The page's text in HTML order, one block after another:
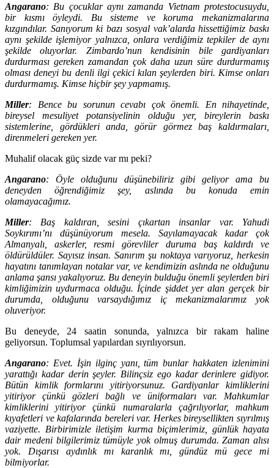
Angarano: Bu çocuklar aynı zamanda Vietnam protestocusuydu,
bir kısmı öyleydi. Bu sisteme ve koruma mekanizmalarına
kızgındılar. Sanıyorum ki bazı sosyal vak’alarda hissettiğimiz baskı
aynı şekilde işlemiyor yalnızca, onlara verdiğimiz tepkiler de aynı
şekilde oluyorlar. Zimbardo’nun kendisinin bile gardiyanları
durdurması gereken zamandan çok daha uzun süre durdurmamış
olması deneyi bu denli ilgi çekici kılan şeylerden biri. Kimse onları
durdurmamış. Kimse hiçbir şey yapmamış.
Miller: Bence bu sorunun cevabı çok önemli. En nihayetinde,
bireysel mesuliyet potansiyelinin olduğu yer, bireylerin baskı
sistemlerine, gördükleri anda, görür görmez baş kaldırmaları,
direnmeleri gereken yer.
Muhalif olacak güç sizde var mı peki?
Angarano: Öyle olduğunu düşünebiliriz gibi geliyor ama bu
deneyden öğrendiğimiz şey, aslında bu konuda emin
olamayacağımız.
Miller: Baş kaldıran, sesini çıkartan insanlar var. Yahudi
Soykırımı’nı düşünüyorum mesela. Sayılamayacak kadar çok
Almanyalı, askerler, resmi görevliler duruma baş kaldırdı ve
öldürüldüler. Sayısız insan. Sanırım şu noktaya varıyoruz, herkesin
hayatını tanımlayan notalar var, ve kendimizin aslında ne olduğunu
anlama şansı yakalıyoruz. Bu deneyin bulduğu önemli şeylerden biri
kimliğimizin uydurmaca olduğu. İçinde şiddet yer alan gerçek bir
durumda, olduğunu varsaydığımız iç mekanizmalarımız yok
oluveriyor.
Bu deneyde, 24 saatin sonunda, yalnızca bir rakam haline
geliyorsun. Toplumsal yapılardan sıyrılıyorsun.
Angarano: Evet. İşin ilginç yanı, tüm bunlar hakkaten izlenimini
yarattığı kadar derin şeyler. Bilinçsiz ego kadar derinlere gidiyor.
Bütün kimlik formlarını yitiriyorsunuz. Gardiyanlar kimliklerini
yitiriyor çünkü gözleri bağlı ve üniformaları var. Mahkumlar
kimliklerini yitiriyor çünkü numaralarla çağrılıyorlar, mahkum
kıyafetleri ve kafalarında bereleri var. Herkes bireysellikten sıyrılmış
vaziyette. Birbirimizle iletişim kurma biçimlerimiz, günlük hayata
dair medeni bilgilerimiz tümüyle yok olmuş durumda. Zaman alısı
yok. Dışarısı aydınlık mı karanlık mı, gündüz mü gece mi
bilmiyorlar.